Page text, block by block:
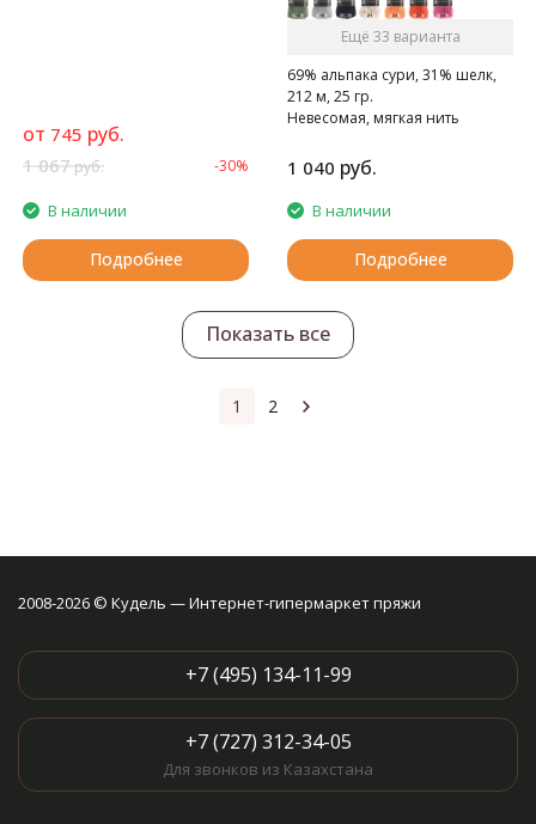
от 745 руб.
1 067руб. -30%
В наличии
Подробнее
Ещё 33 варианта
69% альпака сури, 31% шелк,
212 м, 25 гр.
Невесомая, мягкая нить
1 040 руб.
В наличии
Подробнее
Показать все
1 2
2008-2026 © Кудель — Интернет-гипермаркет пряжи
+7 (495) 134-11-99
+7 (727) 312-34-05
Для звонков из Казахстана